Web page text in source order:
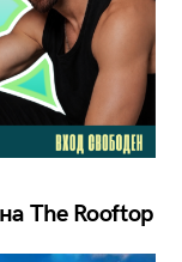
The Rooftop